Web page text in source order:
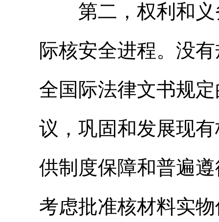
第二，权利和义
际核安全进程。没
全国际法律文书规
议，巩固和发展现
供制度保障和普遍
考虑批准核材料实